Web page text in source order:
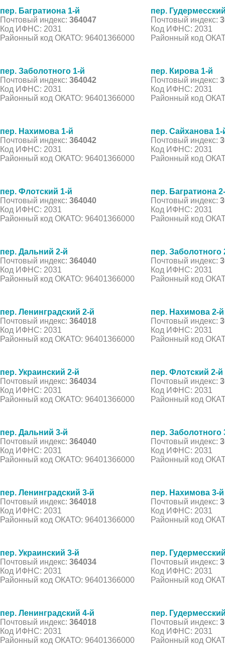
пер. Багратиона 1-й
Почтовый индекс: 364047
Код ИФНС: 2031
Районный код ОКАТО: 96401366000
пер.
Почтовый индекс:
Код ИФНС: 2031
Районный код
пер. Заболотного 1-й
Почтовый индекс: 364042
Код ИФНС: 2031
Районный код ОКАТО: 96401366000
пер. Кирова 1-й
Почтовый индекс:
Код ИФНС: 2031
Районный код
пер. Нахимова 1-й
Почтовый индекс: 364042
Код ИФНС: 2031
Районный код ОКАТО: 96401366000
пер. Сайханова 1-
Почтовый индекс:
Код ИФНС: 2031
Районный код
пер. Флотский 1-й
Почтовый индекс: 364040
Код ИФНС: 2031
Районный код ОКАТО: 96401366000
пер. Багратиона
Почтовый индекс:
Код ИФНС: 2031
Районный код
пер. Дальний 2-й
Почтовый индекс: 364040
Код ИФНС: 2031
Районный код ОКАТО: 96401366000
пер. Заболотного
Почтовый индекс:
Код ИФНС: 2031
Районный код
пер. Ленинградский 2-й
Почтовый индекс: 364018
Код ИФНС: 2031
Районный код ОКАТО: 96401366000
пер. Нахимова 2-й
Почтовый индекс:
Код ИФНС: 2031
Районный код
пер. Украинский 2-й
Почтовый индекс: 364034
Код ИФНС: 2031
Районный код ОКАТО: 96401366000
пер. Флотский 2-й
Почтовый индекс:
Код ИФНС: 2031
Районный код
пер. Дальний 3-й
Почтовый индекс: 364040
Код ИФНС: 2031
Районный код ОКАТО: 96401366000
пер. Заболотного
Почтовый индекс:
Код ИФНС: 2031
Районный код
пер. Ленинградский 3-й
Почтовый индекс: 364018
Код ИФНС: 2031
Районный код ОКАТО: 96401366000
пер. Нахимова 3-й
Почтовый индекс:
Код ИФНС: 2031
Районный код
пер. Украинский 3-й
Почтовый индекс: 364034
Код ИФНС: 2031
Районный код ОКАТО: 96401366000
пер.
Почтовый индекс:
Код ИФНС: 2031
Районный код
пер. Ленинградский 4-й
Почтовый индекс: 364018
Код ИФНС: 2031
Районный код ОКАТО: 96401366000
пер.
Почтовый индекс:
Код ИФНС: 2031
Районный код